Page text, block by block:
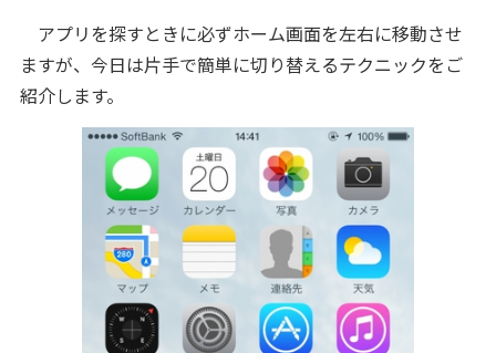
アプリを探すときに必ずホーム画面を左右に移動させ
ますが、今日は片手で簡単に切り替えるテクニックをご
紹介します。